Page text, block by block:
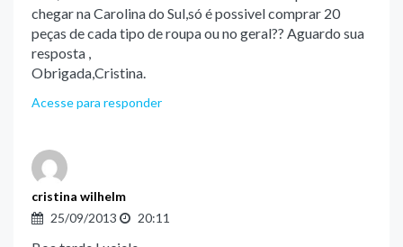
chegar na Carolina do Sul,só é possivel comprar 20
peças de cada tipo de roupa ou no geral?? Aguardo sua
resposta ,
Obrigada,Cristina.
Acesse para responder
cristina wilhelm
25/09/2013
20:11